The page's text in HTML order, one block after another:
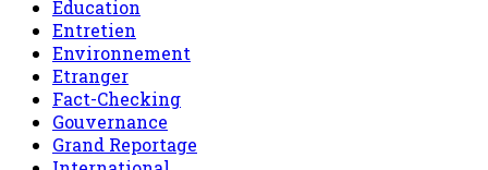
Education
Entretien
Environnement
Etranger
Fact-Checking
Gouvernance
Grand Reportage